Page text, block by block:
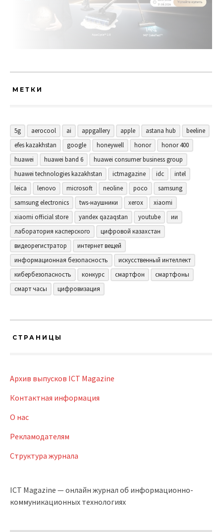
МЕТКИ
5g aerocool ai appgallery apple astana hub
beeline
efes kazakhstan
google honeywell honor
honor 400
huawei
huawei band 6
huawei consumer business group
huawei technologies kazakhstan
ictmagazine idc
intel
leica
lenovo microsoft neoline poco
samsung
samsung electronics
tws-наушники xerox
xiaomi
xiaomi official store
yandex qazaqstan youtube
ии
лаборатория касперского
цифровой казахстан
видеорегистратор
интернет вещей
информационная безопасность
искусственный интеллект
кибербезопасность
конкурс смартфон
смартфоны
смарт часы
цифровизация
СТРАНИЦЫ
Архив выпусков ICT Magazine
Контактная информация
О нас
Рекламодателям
Структура журнала
ICT Magazine — онлайн журнал об информационно-
коммуникационных технологиях